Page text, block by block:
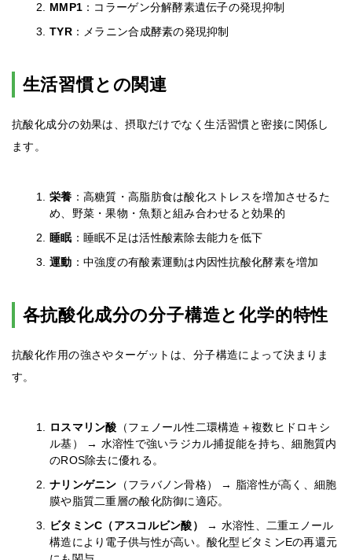
MMP1 ：コラーゲン分解酵素遺伝子の発現抑制
TYR：メラニン合成酵素の発現抑制
生活習慣との関連
抗酸化成分の効果は、摂取だけでなく生活習慣と密接に関係し
ます。
栄養 ：高糖質・高脂肪食は酸化ストレスを増加させるた
め、野菜・果物・魚類と組み合わせると効果的
睡眠 ：睡眠不足は活性酸素除去能力を低下
運動 ：中強度の有酸素運動は内因性抗酸化酵素を増加
各抗酸化成分の分子構造と化学的特性
抗酸化作用の強さやターゲットは、分子構造によって決まりま
す。
ロスマリン酸 （フェノール性二環構造＋複数ヒドロキシ
ル基） → 水溶性で強いラジカル捕捉能を持ち、細胞質内
のROS除去に優れる。
ナリンゲニン （フラバノン骨格） → 脂溶性が高く、細胞
膜や脂質二重層の酸化防御に適応。
ビタミンC（アスコルビン酸）
→ 水溶性、二重エノール
構造により電子供与性が高い。酸化型ビタミンEの再還元